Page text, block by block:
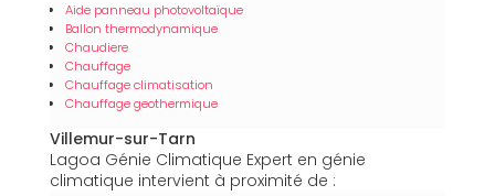
Aide panneau photovoltaïque
Ballon thermodynamique
Chaudiere
Chauffage
Chauffage climatisation
Chauffage geothermique
Villemur-sur-Tarn
Lagoa Génie Climatique Expert en génie
climatique intervient à proximité de :